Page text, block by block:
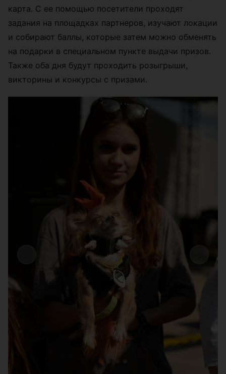
карта. С ее помощью посетители проходят
задания на площадках партнеров, изучают локации
и собирают баллы, которые затем можно обменять
на подарки в специальном пункте выдачи призов.
Также оба дня будут проходить розыгрыши,
викторины и конкурсы с призами.